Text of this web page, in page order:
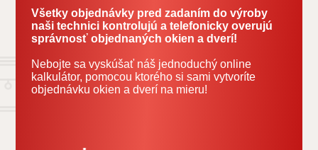
Všetky objednávky pred zadaním do výroby
naši technici kontrolujú a telefonicky overujú
správnosť objednaných okien a dverí!
Nebojte sa vyskúšať náš jednoduchý online
kalkulátor, pomocou ktorého si sami vytvoríte
objednávku okien a dverí na mieru!